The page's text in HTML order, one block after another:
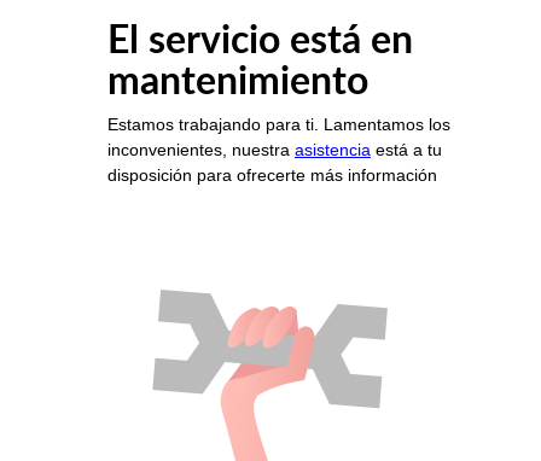
El servicio está en
mantenimiento
Estamos trabajando para ti. Lamentamos los
inconvenientes, nuestra asistencia está a tu
disposición para ofrecerte más información